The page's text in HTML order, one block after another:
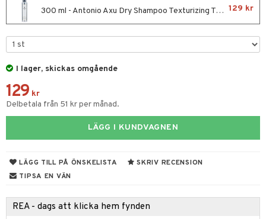
300 ml - Antonio Axu Dry Shampoo Texturizing Touch 129 kr
I lager, skickas omgående
129 kr
Delbetala från 51 kr per månad.
LÄGG I KUNDVAGNEN
LÄGG TILL PÅ ÖNSKELISTA
SKRIV RECENSION
TIPSA EN VÄN
REA - dags att klicka hem fynden
in balsam
& Antifrizz
makeup remover
& Highlighter
Dagcreme
spray
de cologne